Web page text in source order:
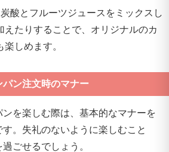
炭酸とフルーツジュースをミックスし
えたりすることで、オリジナルのカ
しめます。
ン注文時のマナー
を楽しむ際は、基本的なマナーを
。失礼のないように楽しむこと
ごせるでしょう。